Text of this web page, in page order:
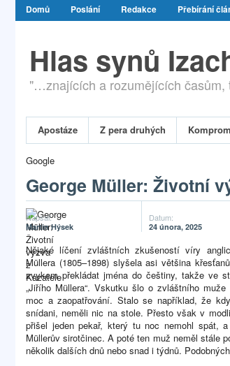
Domů Poslání Redakce Přebírání
Hlas synů
"…znajících a rozumějících časům,
Apostáze Z pera druhých
Google
George Müller: Životní
Napsal:
Martin Hýsek
Datum:
24 února, 2025
Nějaké líčení zvláštních zkušeností víry
Müllera (1805–1898) slyšela asi většina
zvykem překládat jména do češtiny, takže ve
„Jiřího Müllera“. Vskutku šlo o zvláštního
moc a zaopatřování. Stalo se například, že
snídani, neměli nic na stole. Přesto však v
přišel jeden pekař, který tu noc nemohl spát,
Müllerův sirotčinec. A poté ten muž neměl stále
několik dalších dnů nebo snad i týdnů.